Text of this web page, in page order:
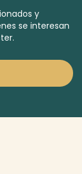
y
se interesan